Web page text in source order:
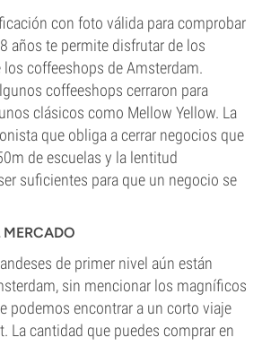
con foto válida para comprobar
años te permite disfrutar de los
los coffeeshops de Amsterdam.
coffeeshops cerraron para
clásicos como Mellow Yellow. La
que obliga a cerrar negocios que
de escuelas y la lentitud
suficientes para que un negocio se
MERCADO
de primer nivel aún están
sin mencionar los magníficos
podemos encontrar a un corto viaje
La cantidad que puedes comprar en